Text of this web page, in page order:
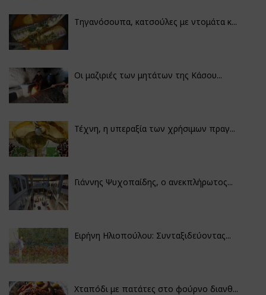
Τηγανόσουπα, κατσούλες με ντομάτα κ...
Οι μαζιριές των μητάτων της Κάσου...
Τέχνη, η υπεραξία των χρήσιμων πραγ...
Γιάννης Ψυχοπαίδης, ο ανεκπλήρωτος...
Ειρήνη Ηλιοπούλου: Συνταξιδεύοντας...
Χταπόδι με πατάτες στο φούρνο διανθ...